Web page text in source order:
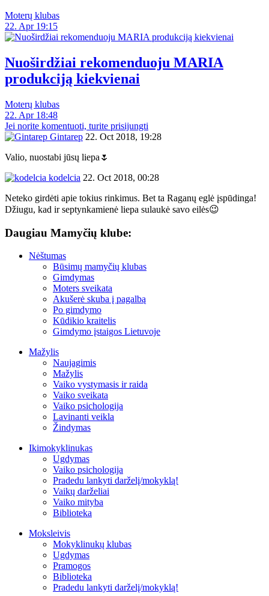
Moterų klubas
22. Apr 19:15
Nuoširdžiai rekomenduoju MARIA
produkciją kiekvienai
Moterų klubas
22. Apr 18:48
Jei norite komentuoti, turite prisijungti
Gintarep 22. Oct 2018, 19:28
Valio, nuostabi jūsų liepa🌷
kodelcia 22. Oct 2018, 00:28
Neteko girdėti apie tokius rinkimus. Bet ta Raganų eglė įspūdinga!
Džiugu, kad ir septynkamienė liepa sulaukė savo eilės😉
Daugiau Mamyčių klube:
Nėštumas
Būsimų mamyčių klubas
Gimdymas
Moters sveikata
Akušerė skuba į pagalbą
Po gimdymo
Kūdikio kraitelis
Gimdymo įstaigos Lietuvoje
Mažylis
Naujagimis
Mažylis
Vaiko vystymasis ir raida
Vaiko sveikata
Vaiko psichologija
Lavinanti veikla
Žindymas
Ikimokyklinukas
Ugdymas
Vaiko psichologija
Pradedu lankyti darželį/mokyklą!
Vaikų darželiai
Vaiko mityba
Biblioteka
Moksleivis
Mokyklinukų klubas
Ugdymas
Pramogos
Biblioteka
Pradedu lankyti darželį/mokyklą!